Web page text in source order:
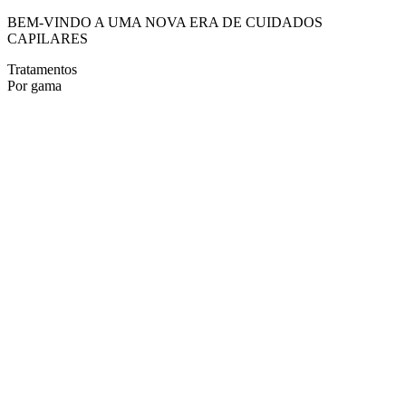
BEM-VINDO A UMA NOVA ERA DE CUIDADOS
CAPILARES
Tratamentos
Por gama